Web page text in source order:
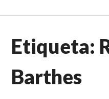
al VENDER+LIBROS
Etiqueta:
Barthes